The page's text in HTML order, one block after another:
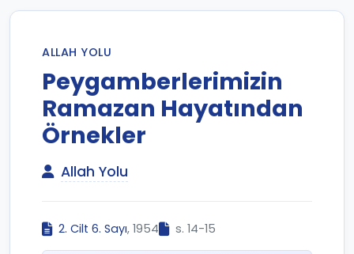
ALLAH YOLU
Peygamberlerimizin
Ramazan Hayatından
Örnekler
Allah Yolu
2. Cilt 6. Sayı, 1954 s. 14-15